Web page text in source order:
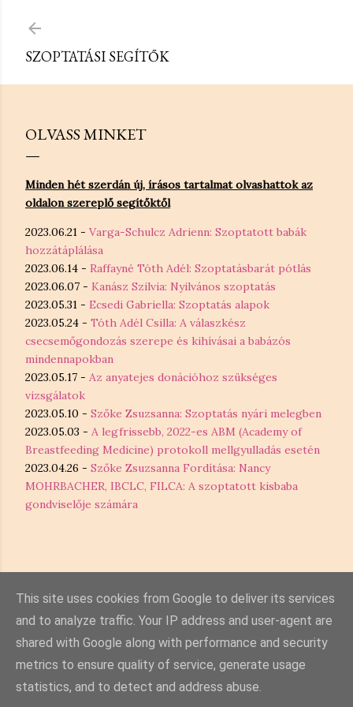
SZOPTATÁSI SEGÍTŐK
OLVASS MINKET
Minden hét szerdán új, írásos tartalmat olvashattok az
oldalon szereplő segítőktől
2023.06.21 - Varga-Schulcz Adrienn: Szoptatott babák
hozzátáplálása
2023.06.14 - Raffayné Tóth Adél: Szoptatásbarát pótlás
2023.06.07 - Kanász Szilvia: Nyilvános szoptatás
2023.05.31 - Ecsedi Gabriella: Szoptatás alapok
2023.05.24 - Tóth Adél Csilla: A válaszkész
csecsemőgondozás szerepe és kihívásai a babázós
mindennapokban
2023.05.17 - Az anyatejes donációhoz szükséges
vizsgálatok
2023.05.10 - Szőke Zsuzsanna: Szoptatás nyári melegben
2023.05.03 - A legfrissebb, 2022-es ABM (Academy of
Breastfeeding Medicine) protokoll mellgyulladás esetén
2023.04.26 - Szőke Zsuzsanna Fordítása: Nancy
MOHRBACHER, IBCLC, FILCA: A szoptatott kisbaba
gondviselője számára
Üzemeltető: Blogger
This site uses cookies from Google to deliver its services
and to analyze traffic. Your IP address and user-agent are
shared with Google along with performance and security
metrics to ensure quality of service, generate usage
statistics, and to detect and address abuse.